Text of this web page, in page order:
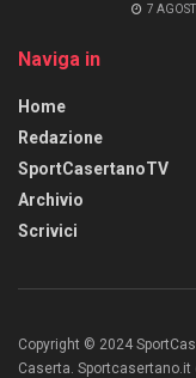
7
Naviga in
Home
Redazione
SportCasertanoTV
Archivio
Scrivici
Copyright © 2024
Caserta.